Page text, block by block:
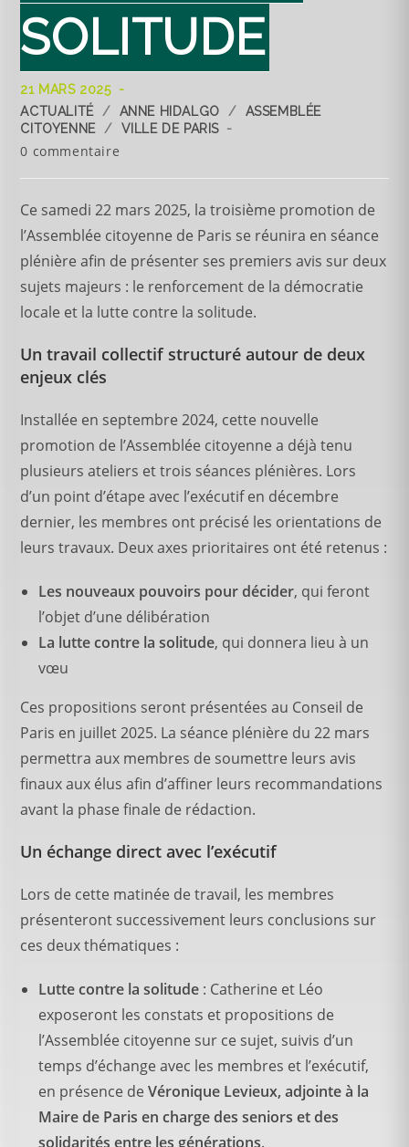
SOLITUDE
21 MARS 2025
ACTUALITÉ
/ ANNE HIDALGO /
ASSEMBLÉE
CITOYENNE
/ VILLE DE PARIS
0 commentaire
Ce samedi 22 mars 2025, la troisième promotion de
l’Assemblée citoyenne de Paris se réunira en séance
plénière afin de présenter ses premiers avis sur deux
sujets majeurs : le renforcement de la démocratie
locale et la lutte contre la solitude.
Un travail collectif structuré autour de deux
enjeux clés
Installée en septembre 2024, cette nouvelle
promotion de l’Assemblée citoyenne a déjà tenu
plusieurs ateliers et trois séances plénières. Lors
d’un point d’étape avec l’exécutif en décembre
dernier, les membres ont précisé les orientations de
leurs travaux. Deux axes prioritaires ont été retenus :
Les nouveaux pouvoirs pour décider, qui feront
l’objet d’une délibération
La lutte contre la solitude, qui donnera lieu à un
vœu
Ces propositions seront présentées au Conseil de
Paris en juillet 2025. La séance plénière du 22 mars
permettra aux membres de soumettre leurs avis
finaux aux élus afin d’affiner leurs recommandations
avant la phase finale de rédaction.
Un échange direct avec l’exécutif
Lors de cette matinée de travail, les membres
présenteront successivement leurs conclusions sur
ces deux thématiques :
Lutte contre la solitude : Catherine et Léo
exposeront les constats et propositions de
l’Assemblée citoyenne sur ce sujet, suivis d’un
temps d’échange avec les membres et l’exécutif,
en présence deVéronique Levieux, adjointe à la
Maire de Paris en charge des seniors et des
solidarités entre les générations.